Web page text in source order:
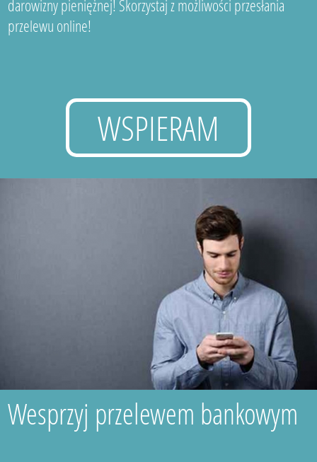
darowizny pieniężnej! Skorzystaj z możliwości przesłania
przelewu online!
WSPIERAM
Wesprzyj przelewem bankowym